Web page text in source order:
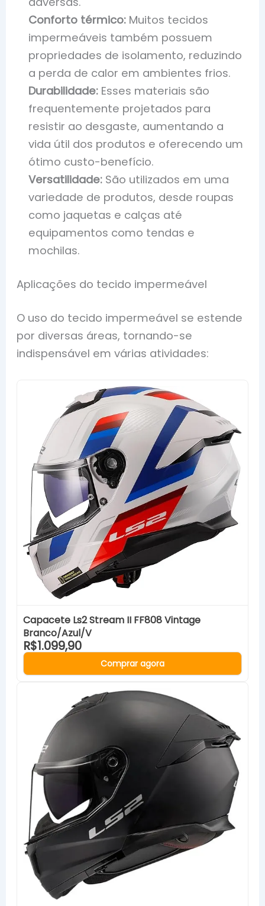
Conforto térmico: Muitos tecidos
impermeáveis também possuem
propriedades de isolamento, reduzindo
a perda de calor em ambientes frios.
Durabilidade: Esses materiais são
frequentemente projetados para
resistir ao desgaste, aumentando a
vida útil dos produtos e oferecendo um
ótimo custo-benefício.
Versatilidade: São utilizados em uma
variedade de produtos, desde roupas
como jaquetas e calças até
equipamentos como tendas e
mochilas.
Aplicações do tecido impermeável
O uso do tecido impermeável se estende
por diversas áreas, tornando-se
indispensável em várias atividades:
Capacete Ls2 Stream II FF808 Vintage
Branco/Azul/V
R$1.099,90
Comprar agora